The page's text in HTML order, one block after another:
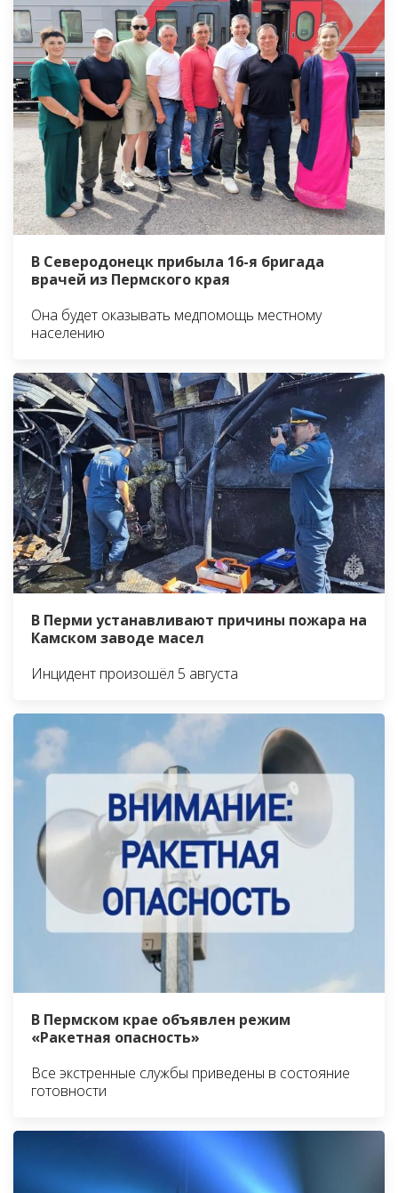
В Северодонецк прибыла 16-я бригада
врачей из Пермского края
Она будет оказывать медпомощь местному
населению
В Перми устанавливают причины пожара на
Камском заводе масел
Инцидент произошёл 5 августа
В Пермском крае объявлен режим
«Ракетная опасность»
Все экстренные службы приведены в состояние
готовности